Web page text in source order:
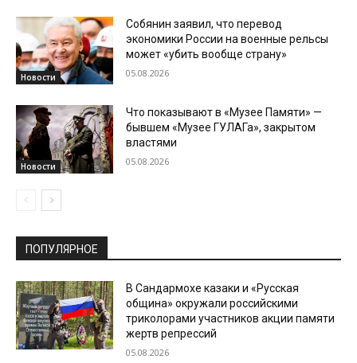
Новости
Собянин заявил, что перевод
экономики России на военные рельсы
может «убить вообще страну»
05.08.2026
Новости
Что показывают в «Музее Памяти» —
бывшем «Музее ГУЛАГа», закрытом
властями
05.08.2026
ПОПУЛЯРНОЕ
В Сандармохе казаки и «Русская
община» окружали российскими
триколорами участников акции памяти
жертв репрессий
05.08.2026